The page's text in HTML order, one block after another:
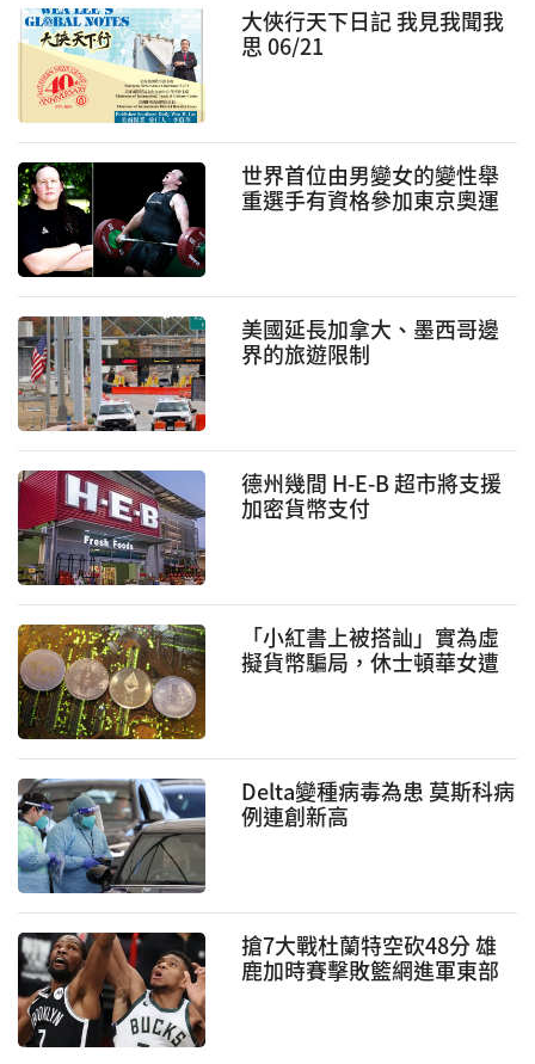
大俠行天下日記 我見我聞我
思 06/21
世界首位由男變女的變性舉
重選手有資格參加東京奧運
美國延長加拿大、墨西哥邊
界的旅遊限制
德州幾間 H-E-B 超市將支援
加密貨幣支付
「小紅書上被搭訕」實為虛
擬貨幣騙局，休士頓華女遭
Delta變種病毒為患 莫斯科病
例連創新高
搶7大戰杜蘭特空砍48分 雄
鹿加時賽擊敗籃網進軍東部